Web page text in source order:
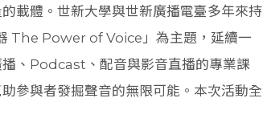
載體。世新大學與世新廣播電臺多年來持
The Power of Voice」為主題，延續一
、Podcast、配音與影音直播的專業課
參與者發掘聲音的無限可能。本次活動全